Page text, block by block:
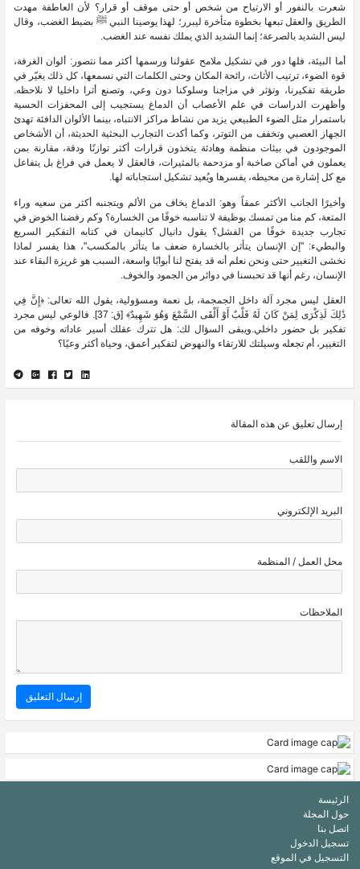
شعرت بالنفور أو الارتياح من شخص أو حتى موقف أو قرار؟ لأن العاطفة مهدت
الطريق والعقل تبعها بخطوة متأخرة ليبرر؛ لهذا يوصينا النبي ﷺ بضبط الغضب، وقال
ليس الشديد بالصرعة؛ إنما الشديد الذي يملك نفسه عند الغضب.
أما البيئة، فلها دور في تشكيل ملامح عقولنا ورسمها أكثر مما نتصور: ألوان الغرفة،
قوة الضوء، ترتيب الأثاث، رائحة المكان وحتى الكلمات التي نسمعها، كل ذلك يغيّر في
طريقة تفكيرنا، وتؤثر في مزاجنا وسلوكنا دون وعي، وتصنع أثرا داخليا لا نلاحظه.
وأظهرت الدراسات في علم الأعصاب أن الدماغ يستجيب إلى المحفزات الحسية
باستمرار مثل الضوء الطبيعي يزيد من نشاط مراكز الانتباه، بينما الألوان الدافئة تهدئ
الجهاز العصبي وتخفف من التوتر، وكما أكدت التجارب البحثية الحديثة، أن الأشخاص
الموجودون في بيئات منظمة وهادئة يتخذون قرارات أكثر توازنًا ودقة، مقارنة بمن
يعملون في أماكن صاخبة أو مزدحمة بالمثيرات، فالعقل لا يعمل في فراغ بل يتفاعل
مع كل إشارة من محيطه، يفسرها ويُعيد تشكيل استجاباته لها.
وأخيرًا الجانب الأكثر عمقاً وهو: الدماغ يخاف من الألم ويتجنبه أكثر من سعيه وراء
المتعة، كم منا من تمسك بوظيفة لا تناسبه خوفًا من الخسارة؟ وكم رفضنا الخوض في
تجارب جديدة خوفًا من الفشل؟ يقول دانيال كانيمان في كتابه التفكير السريع
والبطيء: "إن الإنسان يتأثر بالخسارة ضعف ما يتأثر بالمكسب"، هذا يفسر لماذا
نخشى التغيير حتى ونحن نعلم أنه قد يفتح لنا أبوابًا واسعة، السبب هو غريزة البقاء عند
الإنسان، رغم أنها قد تحبسنا في دوائر من الجمود والخوف.
العقل ليس مجرد آلة داخل الجمجمة، بل نعمة ومسؤولية، يقول الله تعالى: ﴿إِنَّ فِي
ذَٰلِكَ لَذِكْرَى لِمَنْ كَانَ لَهُ قَلْبٌ أَوْ أَلْقَى السَّمْعَ وَهُوَ شَهِيدٌ﴾ [ق: 37]. فالوعي ليس مجرد
تفكير بل حضور داخلي.ويبقى السؤال لك: هل تترك عقلك أسير عاداته وخوفه من
التغيير، أم تجعله وسيلتك للارتقاء والنهوض لتفكير أعمق، وحياة أكثر وعيًا؟
إرسال تعليق عن هذه المقالة
الاسم واللقب
البريد الإلكتروني
محل العمل / المنظمة
الملاحظات
الرئيسة
حول المجلة
اتصل بنا
تسجيل الدخول
التسجيل في الموقع